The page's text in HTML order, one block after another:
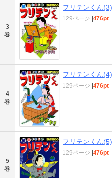
3
巻
フリテンくん(3)
129ページ 476pt
4
巻
フリテンくん(4)
129ページ 476pt
5
巻
フリテンくん(5)
129ページ 476pt